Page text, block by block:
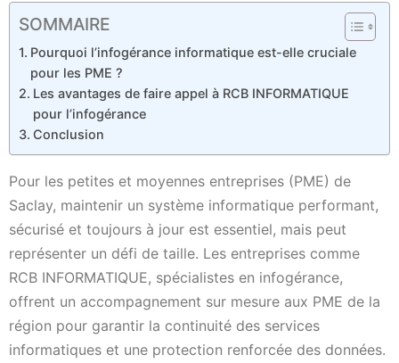
SOMMAIRE
Pourquoi l’infogérance informatique est-elle cruciale
pour les PME ?
Les avantages de faire appel à RCB INFORMATIQUE
pour l’infogérance
Conclusion
Pour les petites et moyennes entreprises (PME) de
Saclay, maintenir un système informatique performant,
sécurisé et toujours à jour est essentiel, mais peut
représenter un défi de taille. Les entreprises comme
RCB INFORMATIQUE, spécialistes en infogérance,
offrent un accompagnement sur mesure aux PME de la
région pour garantir la continuité des services
informatiques et une protection renforcée des données.